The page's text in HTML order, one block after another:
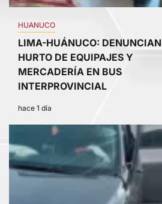
HUANUCO
LIMA-HUÁNUCO: DENUNCIAN
HURTO DE EQUIPAJES Y
MERCADERÍA EN BUS
INTERPROVINCIAL
hace 1 día